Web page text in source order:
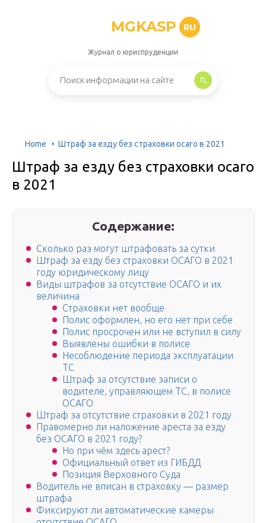
MGKASP RU
Журнал о юриспруденции
Home Штраф за езду без страховки осаго в 2021
Штраф за езду без страховки осаго
в 2021
Содержание:
Сколько раз могут штрафовать за сутки
Штраф за езду без страховки ОСАГО в 2021
году юридическому лицу
Виды штрафов за отсутствие ОСАГО и их
величина
Страховки нет вообще
Полис оформлен, но его нет при себе
Полис просрочен или не вступил в силу
Выявлены ошибки в полисе
Несоблюдение периода эксплуатации
ТС
Штраф за отсутствие записи о
водителе, управляющем ТС, в полисе
ОСАГО
Штраф за отсутствие страховки в 2021 году
Правомерно ли наложение ареста за езду
без ОСАГО в 2021 году?
Но при чём здесь арест?
Официальный ответ из ГИБДД
Позиция Верховного Суда
Водитель не вписан в страховку — размер
штрафа
Фиксируют ли автоматические камеры